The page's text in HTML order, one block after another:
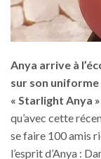
Anya arrive à
sur son uniforme
« Starlight Anya
qu’avec cette
se faire 100 amis
l’esprit d’Anya :